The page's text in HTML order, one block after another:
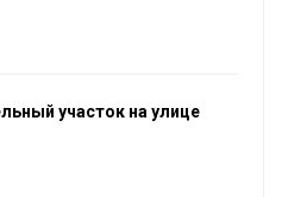
участок на улице